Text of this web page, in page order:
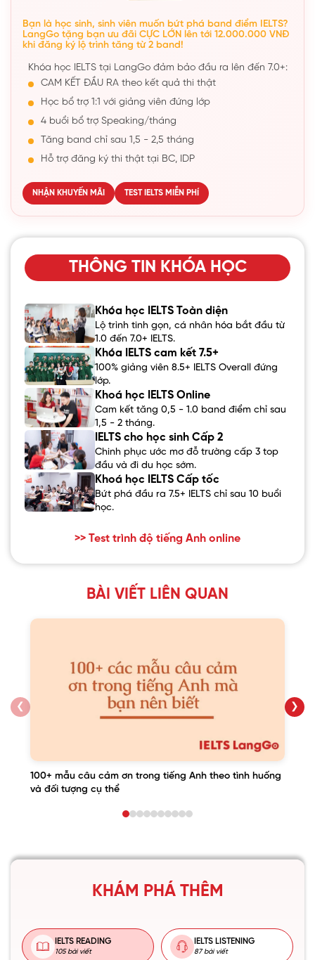
Bạn là học sinh, sinh viên muốn bứt phá band điểm IELTS?
LangGo tặng bạn ưu đãi CỰC LỚN lên tới 12.000.000 VNĐ
khi đăng ký lộ trình tăng từ 2 band!
Khóa học IELTS tại LangGo đảm bảo đầu ra lên đến 7.0+:
CAM KẾT ĐẦU RA theo kết quả thi thật
Học bổ trợ 1:1 với giảng viên đứng lớp
4 buổi bổ trợ Speaking/tháng
Tăng band chỉ sau 1,5 - 2,5 tháng
Hỗ trợ đăng ký thi thật tại BC, IDP
NHẬN KHUYẾN MÃI TEST IELTS MIỄN PHÍ
THÔNG TIN KHÓA HỌC
Khóa học IELTS Toàn diện
Lộ trình tinh gọn, cá nhân hóa bắt đầu từ
1.0 đến 7.0+ IELTS.
Khóa IELTS cam kết 7.5+
100% giảng viên 8.5+ IELTS Overall đứng
lớp.
Khoá học IELTS Online
Cam kết tăng 0,5 - 1.0 band điểm chỉ sau
1,5 - 2 tháng.
IELTS cho học sinh Cấp 2
Chinh phục ước mơ đỗ trường cấp 3 top
đầu và đi du học sớm.
Khoá học IELTS Cấp tốc
Bứt phá đầu ra 7.5+ IELTS chỉ sau 10 buổi
học.
>> Test trình độ tiếng Anh online
BÀI VIẾT LIÊN QUAN
❮
100+ mẫu câu cảm ơn trong tiếng Anh theo tình huống
và đối tượng cụ thể
❯
KHÁM PHÁ THÊM
IELTS READING
105 bài viết
IELTS LISTENING
87 bài viết